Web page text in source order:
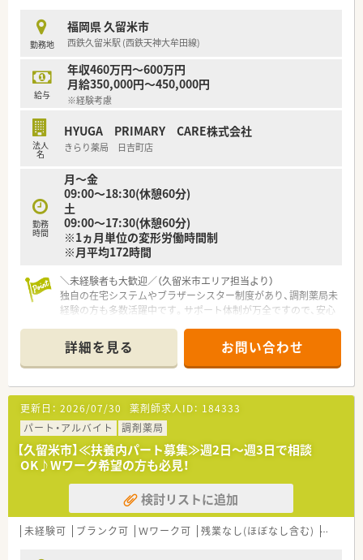
＜女性もご活躍いただける環境＞
■ライフイベントやご自身の状況の変化があった場合、雇用形態
変更の相談も可能です。
■育休取得率 100％。復帰率100%。男性育休取得実績(現在8名
取得)もあります。
性別を問わず薬局長等、キャリアを積み活躍できるフィールドが
ございます。
＜ワークライフバランスを推進＞
■平均の残業時間は10～15時間以内となっており正社員(S1)は
みなし残業を超える事はありません。
■終日休みカウントの年間休日は117日＋1日(バースデー休暇)！
半休等もシフトに組み込めるのでプライベートと両立が可能で
す。
など転居を伴う異動がないので、地域に根付いた勤務が可能で
す。
＜スキルアップ・キャリアアップできる環境＞
■麻薬の取り扱いが多い店舗やカテーテル・ポンプ処方を行って
いる店舗もあります。
緩和ケアの資格を持っている薬剤師が2名（調剤薬局勤務薬剤師
54名）在籍しており、患者様に寄り添った仕事を経験することが
できます。
■店舗管理を各薬局長へ任せており、社長から店舗の運営や数字
管理の研修を受けることができます。
■薬剤師から営業職など社内でのジョブチェンジも相談の上可
能です。
■企業・官公庁出身の未経験の方や、病院出身の方も多数活躍し
勤務地
福岡県 久留米市
西鉄久留米駅 (西鉄天神大牟田線)
給与
年収460万円～600万円
月給350,000円～450,000円
※経験考慮
法人
名
HYUGA PRIMARY CARE株式会社
きらり薬局 日吉町店
勤務
時間
月～金
09:00～18:30(休憩60分)
土
09:00～17:30(休憩60分)
※1ヵ月単位の変形労働時間制
※月平均172時間
＼未経験者も大歓迎／（久留米市エリア担当より）
独自の在宅システムやブラザーシスター制度があり、調剤薬局未
経験の方も多数活躍中です。サポート体制が万全ですので、安心
＊------------------------------------------＊
【店舗情報と応需状況について】
■西鉄天神大牟田線西鉄久留米駅から徒歩12分ほどの薬局で内
科総合科目に加え在宅医療に注力しています。
■1日の処方箋応需枚数は外来20～30枚に対し在宅患者数270
名と在宅業務の比重が非常に高いことが特徴です。
■常勤薬剤師2名、パート薬剤師2名、事務員6名体制で、チームワ
ークを活かし在宅業務に積極的に取り組んでいます。
【勤務実態について】
■年間休日118日（バースデー休暇1日含む）が確保されており、
プライベートと仕事の両立が可能です。
■社員の平均残業時間は1日30分～60分以内であり、みなし残業
詳細を見る お問い合わせ
更新日： 2026/07/30 薬剤師求人ID： 184333
パート・アルバイト
調剤薬局
【久留米市】≪扶養内パート募集≫週2日～週3日で相談
OK♪Wワーク希望の方も必見！
検討リストに追加
未経験可 ブランク可 Ｗワーク可 残業なし(ほぼなし含む) 転勤な